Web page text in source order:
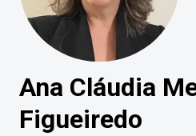
Ana Cláudia
Figueiredo